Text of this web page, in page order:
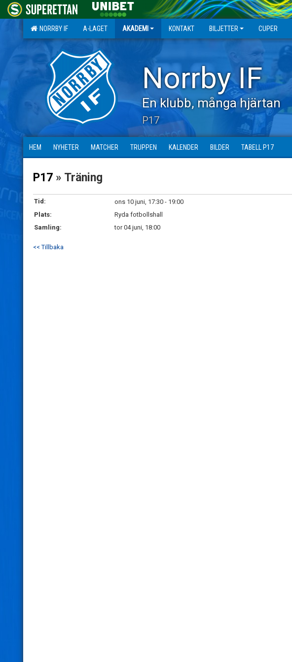
NORRBY IF A-LAGET AKADEMI KONTAKT BILJETTER CUPER
Norrby IF
En klubb, många hjärtan
P17
HEM NYHETER MATCHER TRUPPEN KALENDER BILDER TABELL P17
P17 » Träning
Tid:
ons 10 juni, 17:30 - 19:00
Plats:
Ryda fotbollshall
Samling:
tor 04 juni, 18:00
<< Tillbaka